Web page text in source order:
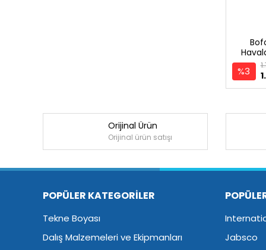
%3
Orijinal Ürün
Orijinal ürün satışı
POPÜLER KATEGORİLER
Tekne Boyası
Dalış Malzemeleri ve Ekipmanları
Jabsco